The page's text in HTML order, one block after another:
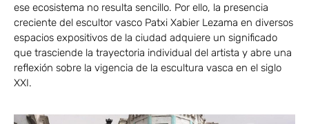
ese ecosistema no resulta sencillo. Por ello, la presencia
creciente del escultor vasco Patxi Xabier Lezama en diversos
espacios expositivos de la ciudad adquiere un significado
que trasciende la trayectoria individual del artista y abre una
reflexión sobre la vigencia de la escultura vasca en el siglo
XXI.